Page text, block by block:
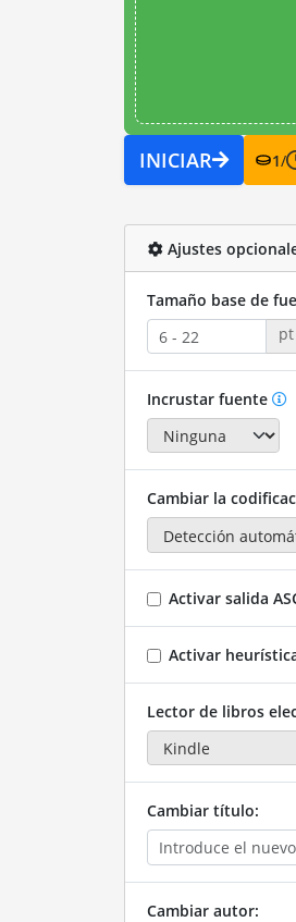
INICIAR 1/
Ajustes
Tamaño base de
pt
Incrustar fuente
Cambiar la
Activar salida
Activar
Lector de libros
Cambiar título:
Cambiar autor: